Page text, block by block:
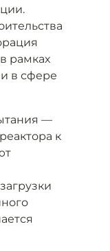
рамках
в сфере
—
к